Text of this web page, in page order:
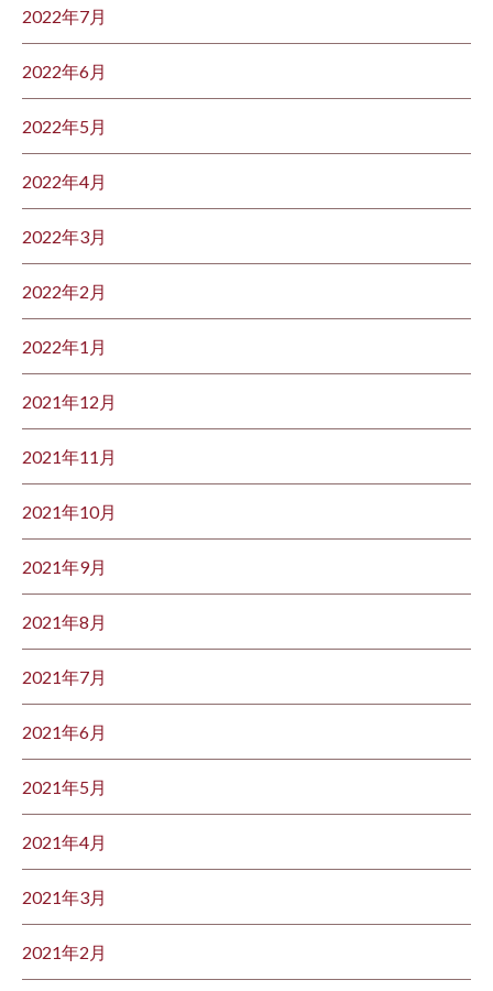
2022年7月
2022年6月
2022年5月
2022年4月
2022年3月
2022年2月
2022年1月
2021年12月
2021年11月
2021年10月
2021年9月
2021年8月
2021年7月
2021年6月
2021年5月
2021年4月
2021年3月
2021年2月